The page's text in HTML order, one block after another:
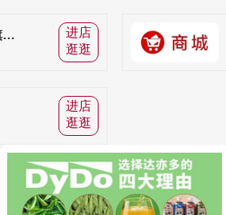
达亦多(Dydo)饮料自营旗舰店
进店
逛逛
进店
逛逛